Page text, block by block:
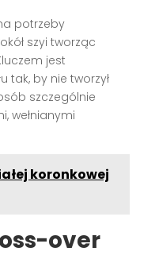
potrzeby
szyi tworząc
jest
tak, by nie tworzył
szczególnie
wełnianymi
koronkowej
over